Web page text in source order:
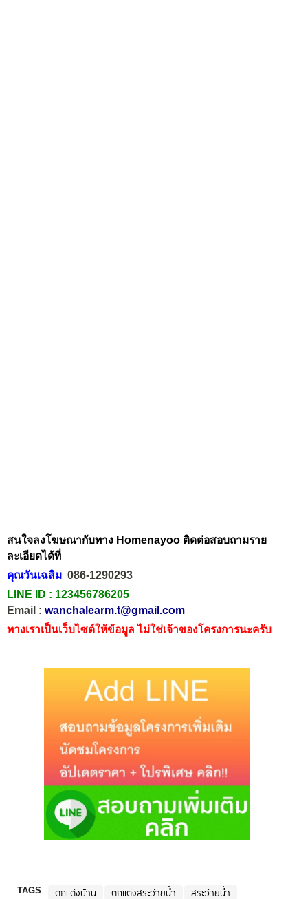
สนใจลงโฆษณากับทาง Homenayoo ติดต่อสอบถามราย
ละเอียดได้ที่
คุณวันเฉลิม 086-1290293
LINE ID : 123456786205
Email : wanchalearm.t@gmail.com
ทางเราเป็นเว็บไซต์ให้ข้อมูล ไม่ใช่เจ้าของโครงการนะครับ
TAGS ตกแต่งบ้าน ตกแต่งสระว่ายน้ำ สระว่ายน้ำ